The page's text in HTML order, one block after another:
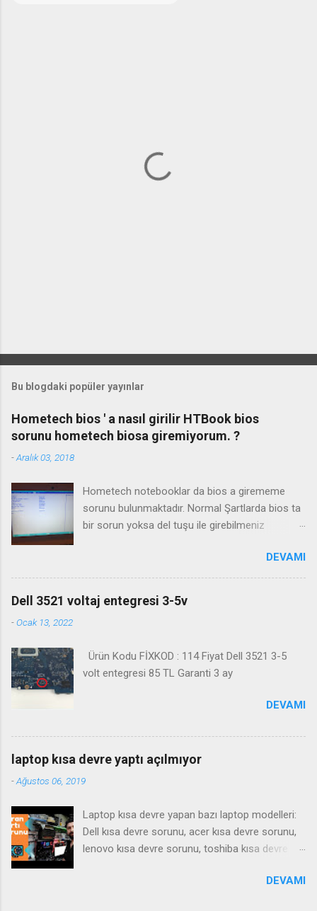
Bu blogdaki popüler yayınlar
Hometech bios ' a nasıl girilir HTBook bios
sorunu hometech biosa giremiyorum. ?
-Aralık 03, 2018
Hometech notebooklar da bios a girememe
sorunu bulunmaktadır. Normal Şartlarda bios ta
bir sorun yoksa del tuşu ile girebilmeniz
yaramaktadır. Biosa girme videosu izleyin
Kanalimiza abone olmayı unutmayın
DEVAMI
Dell 3521 voltaj entegresi 3-5v
-Ocak 13, 2022
Ürün Kodu FİXKOD : 114 Fiyat Dell 3521 3-5
volt entegresi 85 TL Garanti 3 ay
DEVAMI
laptop kısa devre yaptı açılmıyor
-Ağustos 06, 2019
Laptop kısa devre yapan bazı laptop modelleri:
Dell kısa devre sorunu, acer kısa devre sorunu,
lenovo kısa devre sorunu, toshiba kısa devre
kısa devre yaparsa ne gibi bir arıza yapar , tamiri
DEVAMI